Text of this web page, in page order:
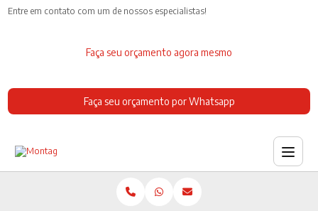
Entre em contato com um de nossos especialistas!
Faça seu orçamento agora mesmo
Faça seu orçamento por Whatsapp